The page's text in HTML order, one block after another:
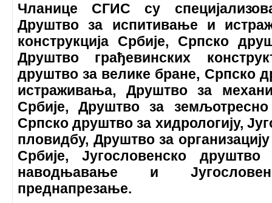
Чланице СГИС су
Друштво за испитивање и
конструкција Србије, Српско
Друштво грађевинских
друштво за велике бране, Српско
истраживања, Друштво за
Србије, Друштво за
Српско друштво за хидрологију,
пловидбу, Друштво за
Србије, Југословенско
наводњавање и
преднапрезање.